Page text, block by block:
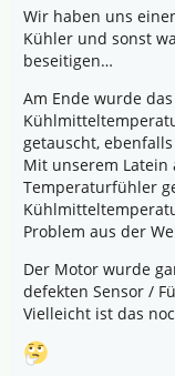
Wir haben uns
Kühler und sonst
beseitigen…
Am Ende wurde
getauscht,
Mit unserem Latein
Temperaturfühler
Problem aus der
Der Motor wurde
defekten Sensor /
Vielleicht ist das